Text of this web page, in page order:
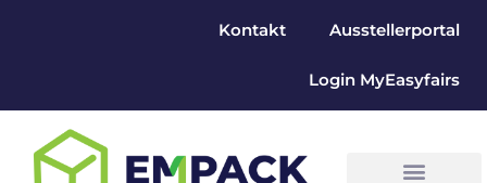
Kontakt Ausstellerportal
Login MyEasyfairs